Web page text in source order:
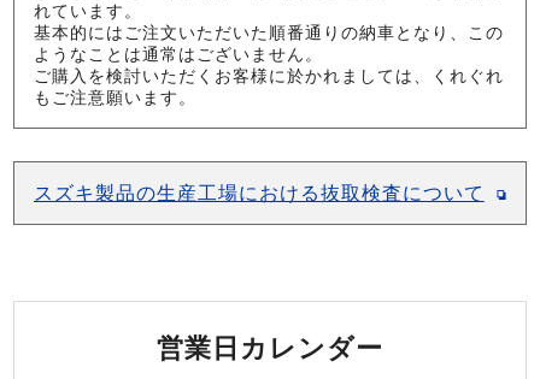
れています。
基本的にはご注文いただいた順番通りの納車となり、この
ようなことは通常はございません。
ご購入を検討いただくお客様に於かれましては、くれぐれ
もご注意願います。
スズキ製品の生産工場における抜取検査について
営業日カレンダー